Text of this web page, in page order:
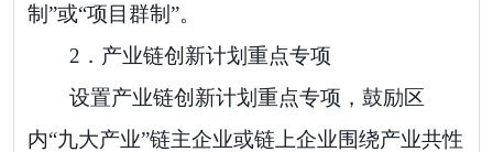
制 ”或“项目群制 ”。
2． 产业链创新计划重点专项
设置产业链创新计划重点专项 ，鼓励区
内“九大产业”链主企业或链上企业围绕产业共性